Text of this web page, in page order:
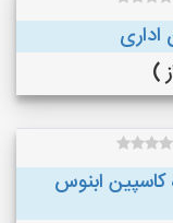
اداری
کاسپین ابنوس